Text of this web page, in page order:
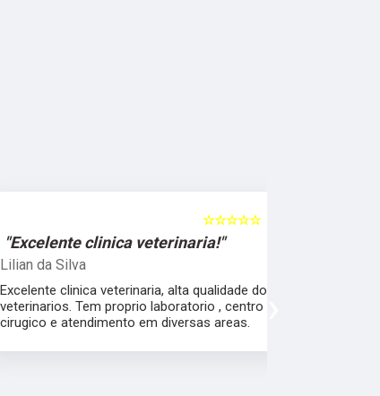
5
☆☆☆☆☆
clinica veterinaria!"
da Silva
clinica veterinaria, alta qualidade dos
Tem proprio laboratorio , centro
e atendimento em diversas areas.